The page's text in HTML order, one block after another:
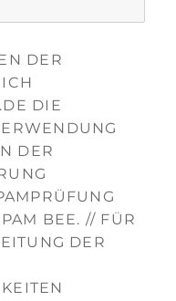
DER
DIE
DER
BEE. // FÜR
DER